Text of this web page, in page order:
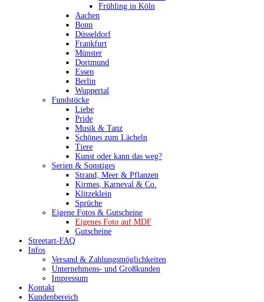
Frühling in Köln
Aachen
Bonn
Düsseldorf
Frankfurt
Münster
Dortmund
Essen
Berlin
Wuppertal
Fundstücke
Liebe
Pride
Musik & Tanz
Schönes zum Lächeln
Tiere
Kunst oder kann das weg?
Serien & Sonstiges
Strand, Meer & Pflanzen
Kirmes, Karneval & Co.
Klitzeklein
Sprüche
Eigene Fotos & Gutscheine
Eigenes Foto auf MDF
Gutscheine
Streetart-FAQ
Infos
Versand & Zahlungsmöglichkeiten
Unternehmens- und Großkunden
Impressum
Kontakt
Kundenbereich